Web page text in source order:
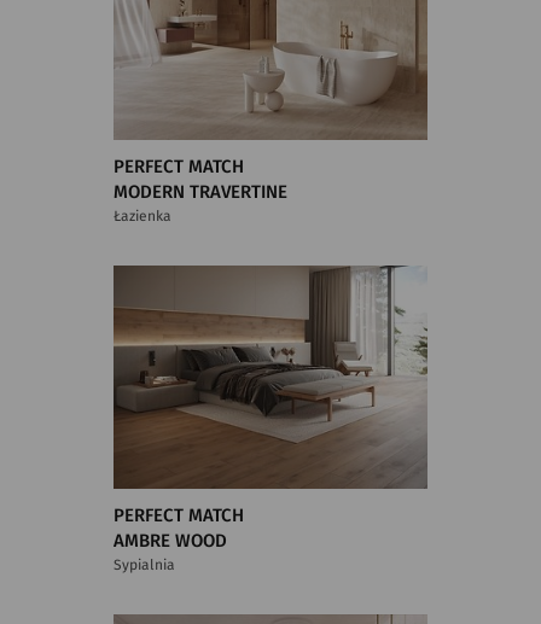
PERFECT MATCH
MODERN TRAVERTINE
Łazienka
PERFECT MATCH
AMBRE WOOD
Sypialnia